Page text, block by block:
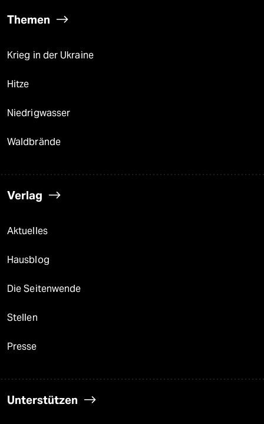
Themen
Krieg in der Ukraine
Hitze
Niedrigwasser
Waldbrände
Verlag
Aktuelles
Hausblog
Die Seitenwende
Stellen
Presse
Unterstützen